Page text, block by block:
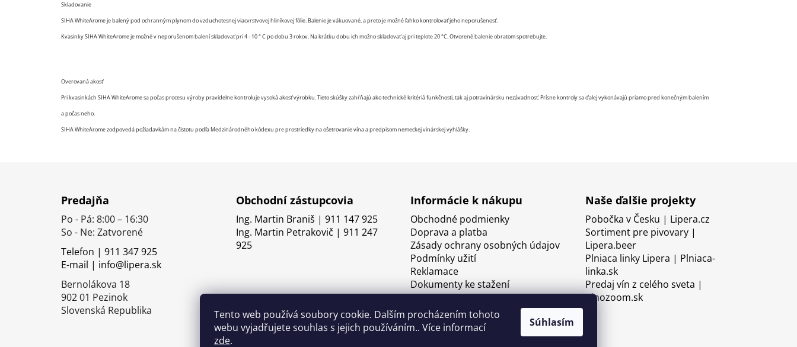
Tento web používá soubory cookie. Dalším procházením tohoto
webu vyjadřujete souhlas s jejich používáním.. Více informací
zde.
Súhlasím
Skladovanie
SIHA WhiteArome je balený pod ochranným plynom do vzduchotesnej viacvrstvovej hliníkovej fólie. Balenie je vákuované, a preto je možné ľahko kontrolovať jeho neporušenosť.
Kvasinky SIHA WhiteArome je možné v neporušenom balení skladovať pri 4 - 10 ° C po dobu 3 rokov. Na krátku dobu ich možno skladovať aj pri teplote 20 °C. Otvorené balenie obratom spotrebujte.
Overovaná akosť
Pri kvasinkách SIHA WhiteArome sa počas procesu výroby pravidelne kontroluje vysoká akosť výrobku. Tieto skúšky zahŕňajú ako technické kritériá funkčnosti, tak aj potravinársku nezávadnosť. Prísne kontroly sa ďalej vykonávajú priamo pred konečným balením
a počas neho.
SIHA WhiteArome zodpovedá požiadavkám na čistotu podľa Medzinárodného kódexu pre prostriedky na ošetrovanie vína a predpisom nemeckej vinárskej vyhlášky.
Predajňa
Po - Pá: 8:00 – 16:30
So - Ne: Zatvorené
Telefon | 911 347 925
E-mail | info@lipera.sk
Bernolákova 18
902 01 Pezinok
Slovenská Republika
Obchodní zástupcovia
Ing. Martin Braniš | 911 147 925
Ing. Martin Petrakovič | 911 247
925
Informácie k nákupu
Obchodné podmienky
Doprava a platba
Zásady ochrany osobných údajov
Podmínky užití
Reklamace
Dokumenty ke stažení
Naše ďalšie projekty
Pobočka v Česku | Lipera.cz
Sortiment pre pivovary |
Lipera.beer
Plniaca linky Lipera | Plniaca-
linka.sk
Predaj vín z celého sveta |
Vinozoom.sk